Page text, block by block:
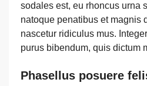
sodales est, eu rhoncus urna
natoque penatibus et magnis
nascetur ridiculus mus.
purus bibendum, quis dictum
Phasellus posuere